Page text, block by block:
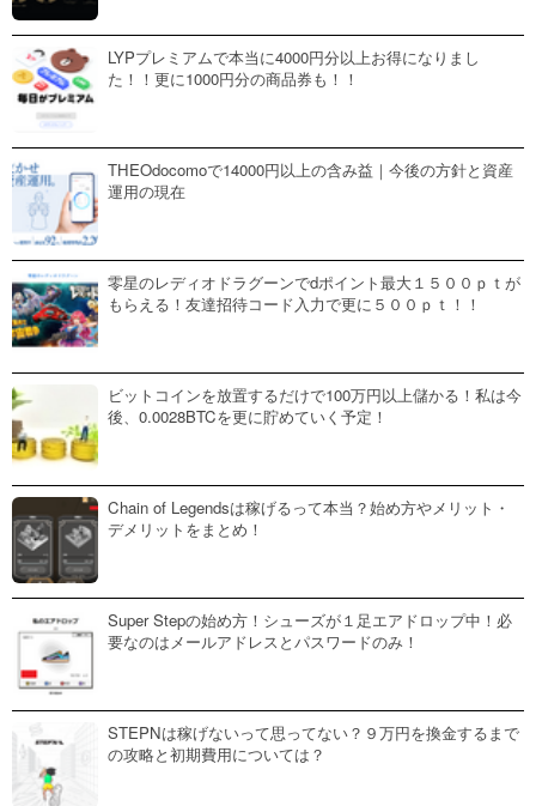
LYPプレミアムで本当に4000円分以上お得になりまし
た！！更に1000円分の商品券も！！
THEOdocomoで14000円以上の含み益｜今後の方針と資産
運用の現在
零星のレディオドラグーンでdポイント最大１５００ｐｔが
もらえる！友達招待コード入力で更に５００ｐｔ！！
ビットコインを放置するだけで100万円以上儲かる！私は今
後、0.0028BTCを更に貯めていく予定！
Chain of Legendsは稼げるって本当？始め方やメリット・
デメリットをまとめ！
Super Stepの始め方！シューズが１足エアドロップ中！必
要なのはメールアドレスとパスワードのみ！
STEPNは稼げないって思ってない？９万円を換金するまで
の攻略と初期費用については？